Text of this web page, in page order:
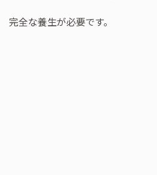
完全な養生が必要です。